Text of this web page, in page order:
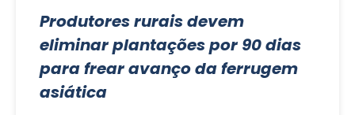
Produtores rurais devem
eliminar plantações por 90 dias
para frear avanço da ferrugem
asiática